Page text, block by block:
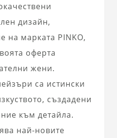
дизайн,
на марката PINKO,
оферта
жени.
са истински
създадени
към детайла.
най-новите